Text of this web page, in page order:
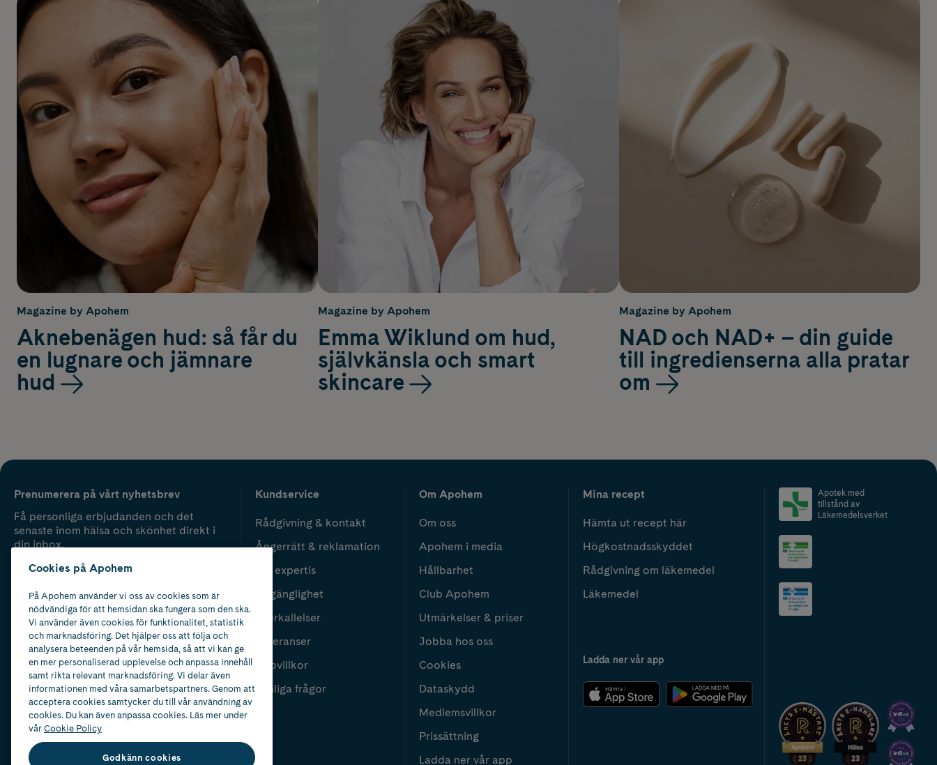
Magazine by Apohem
Aknebenägen hud: så får du
en lugnare och jämnare
hud
Magazine by Apohem
Emma Wiklund om hud,
självkänsla och smart
skincare
Magazine by Apohem
NAD och NAD+ – din guide
till ingredienserna alla pratar
om
Prenumerera på vårt nyhetsbrev
Få personliga erbjudanden och det
senaste inom hälsa och skönhet direkt i
din inbox.
Kundservice
Rådgivning & kontakt
Ångerrätt & reklamation
Vår expertis
Tillgänglighet
Återkallelser
Leveranser
Köpvillkor
Vanliga frågor
Om Apohem
Om oss
Apohem i media
Hållbarhet
Club Apohem
Utmärkelser & priser
Jobba hos oss
Cookies
Dataskydd
Medlemsvillkor
Prissättning
Ladda ner vår app
Mina recept
Hämta ut recept här
Högkostnadsskyddet
Rådgivning om läkemedel
Läkemedel
Ladda ner vår app
Apotek med
tillstånd av
Läkemedelsverket
2024
Cookies på Apohem
På Apohem använder vi oss av cookies som är
nödvändiga för att hemsidan ska fungera som den ska.
Vi använder även cookies för funktionalitet, statistik
och marknadsföring. Det hjälper oss att följa och
analysera beteenden på vår hemsida, så att vi kan ge
en mer personaliserad upplevelse och anpassa innehåll
samt rikta relevant marknadsföring. Vi delar även
informationen med våra samarbetspartners. Genom att
acceptera cookies samtycker du till vår användning av
cookies. Du kan även anpassa cookies. Läs mer under
vårCookie Policy
Godkänn cookies